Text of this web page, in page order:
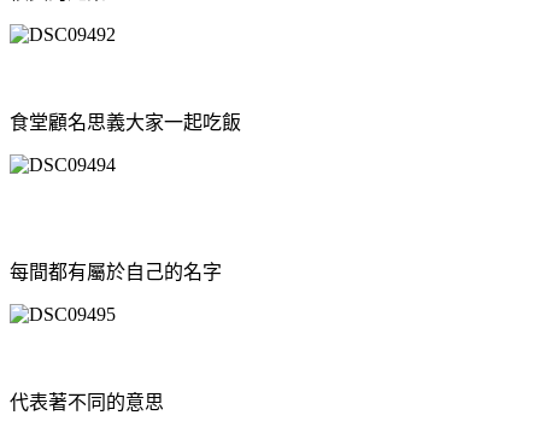
食堂顧名思義大家一起吃飯
每間都有屬於自己的名字
代表著不同的意思